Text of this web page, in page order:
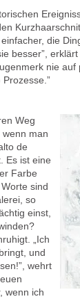
die
besser”,
nie auf
Weg
man
de
Es ist eine
Farbe
sind
so
einst,
„Ich
und
wehrt
wenn ich